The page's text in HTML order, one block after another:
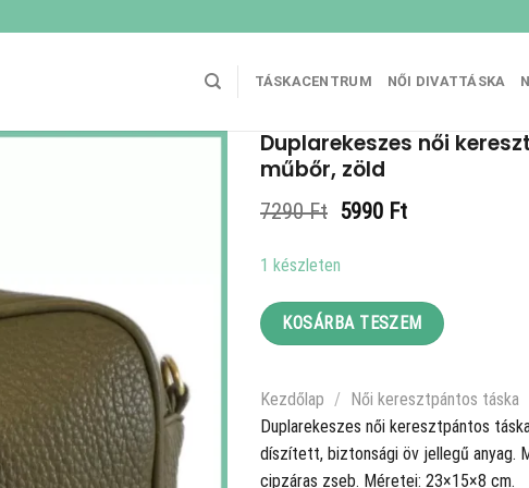
TÁSKACENTRUM NŐI DIVATTÁSKA
Duplarekeszes női
műbőr, zöld
7290Ft Original
7290 Ft.
5990 FtCurrent
1 készleten
KOSÁRBA TESZEM
Kezdőlap / Női keresztpántos táska
Duplarekeszes női keresztpántos
díszített, biztonsági öv jellegű anyag.
cipzáras zseb. Méretei: 23×15×8 cm.